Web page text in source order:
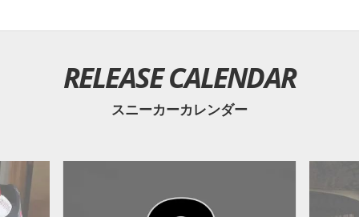
RELEASE CALENDAR
スニーカーカレンダー